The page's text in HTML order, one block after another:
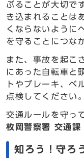
ぶることが大切で
き込まれることは
くならないように
を守ることにつな
また、事故を起こ
にあった自転車と
トやブレーキ、ベ
点検してください。
交通ルールを守っ
枚岡警察署 交通課
知ろう！守ろ